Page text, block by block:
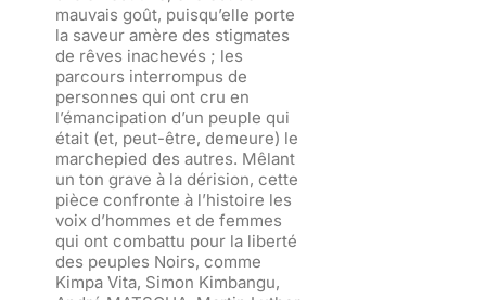
mauvais goût, puisqu’elle porte
la saveur amère des stigmates
de rêves inachevés ; les
parcours interrompus de
personnes qui ont cru en
l’émancipation d’un peuple qui
était (et, peut-être, demeure) le
marchepied des autres. Mêlant
un ton grave à la dérision, cette
pièce confronte à l’histoire les
voix d’hommes et de femmes
qui ont combattu pour la liberté
des peuples Noirs, comme
Kimpa Vita, Simon Kimbangu,